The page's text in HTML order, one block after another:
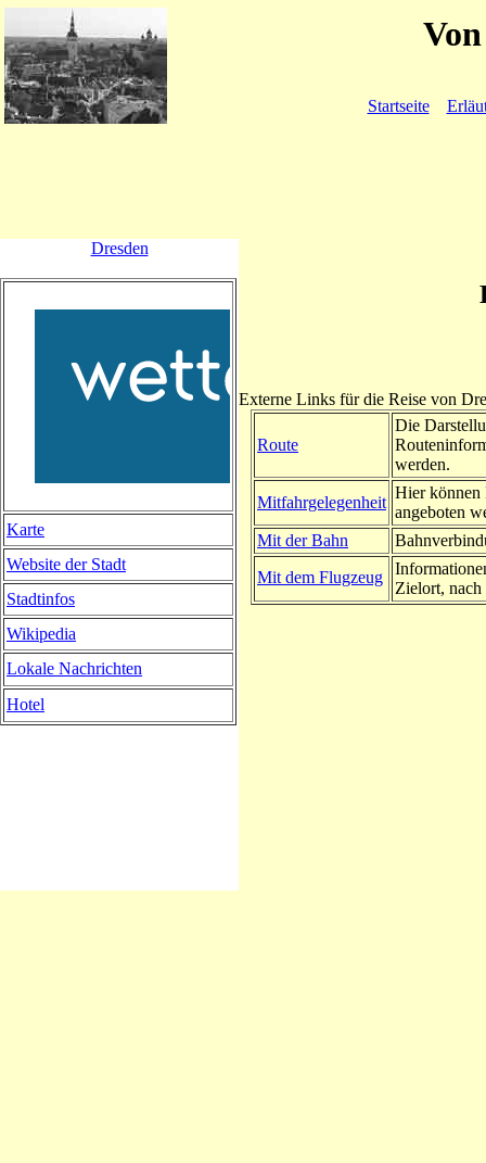
Startseite
Externe Links für die Reise von
Route
Die
werden.
Mitfahrgelegenheit
Hier können
angeboten
Mit der Bahn
Mit dem Flugzeug
Zielort, nach
Dresden
Karte
Website der Stadt
Stadtinfos
Wikipedia
Lokale Nachrichten
Hotel